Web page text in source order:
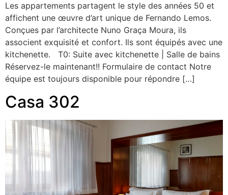
Les appartements partagent le style des années 50 et
affichent une œuvre d’art unique de Fernando Lemos.
Conçues par l’architecte Nuno Graça Moura, ils
associent exquisité et confort. Ils sont équipés avec une
kitchenette. T0: Suite avec kitchenette | Salle de bains
Réservez-le maintenant!! Formulaire de contact Notre
équipe est toujours disponible pour répondre […]
Casa 302